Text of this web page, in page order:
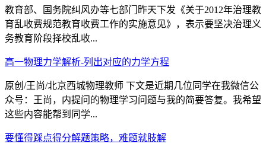
教育部、国务院纠风办等七部门昨天下发《关于2012年治理教
育乱收费规范教育收费工作的实施意见》，表示要坚决治理义
务教育阶段择校乱收...
高一物理力学解析-列出对应的力学方程
原创/王尚/北京西城物理教师 下文是近期几位同学在我微信公
众号：王尚，内提问的物理学习问题与我的简要答复。我希望
这些内容能帮到同学...
要懂得踩点得分解题策略，难题就肢解